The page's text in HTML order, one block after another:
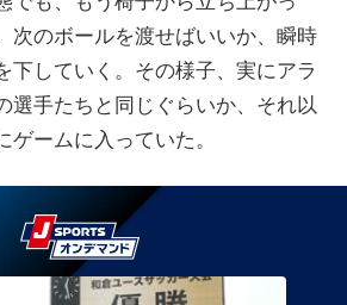
次のボールを渡せばいいか、瞬時
下していく。その様子、実にアラ
選手たちと同じぐらいか、それ以
ームに入っていた。